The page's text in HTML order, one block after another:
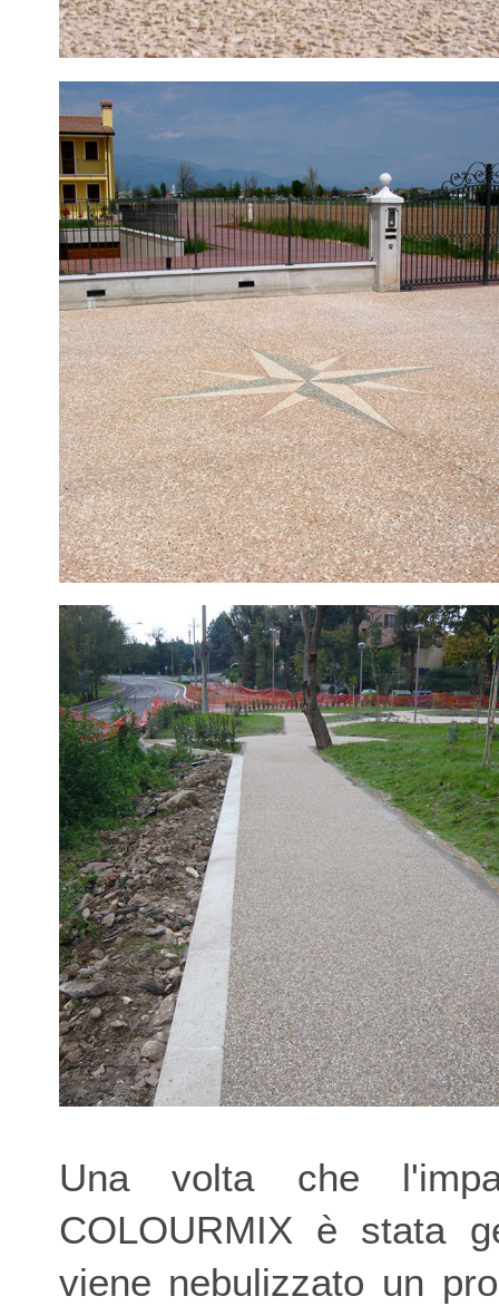
Una volta che
COLOURMIX è stata
viene nebulizzato un